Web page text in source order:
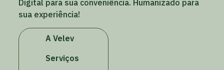
Digital para sua conveniência. Humanizado para
sua experiência!
A Velev
Serviços